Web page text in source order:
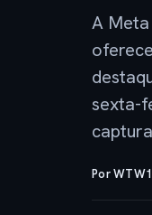
A
sexta-
Por